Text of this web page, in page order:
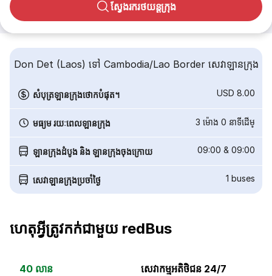
ស្វែងរករថយន្តក្រុង
Don Det (Laos) ទៅ Cambodia/Lao Border សេវាឡានក្រុង
សំបុត្រឡានក្រុងថោកបំផុត។ USD 8.00
មធ្យម រយៈពេលឡានក្រុង 3 ម៉ោង 0 នាទី​ដើម្
ឡានក្រុងដំបូង និង ឡានក្រុងចុងក្រោយ 09:00 & 09:00
សេវាឡានក្រុងប្រចាំថ្ងៃ 1 buses
ហេតុអ្វីត្រូវកក់ជាមួយ redBus
40 លាន សេវាកម្មអតិថិជន 24/7